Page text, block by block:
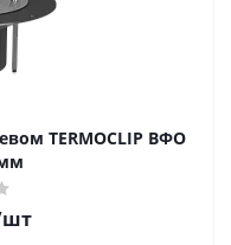
TERMOCLIP ВФО